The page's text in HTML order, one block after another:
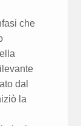
che
dal
la